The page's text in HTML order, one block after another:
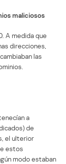
maliciosos
A medida que
direcciones,
las
a
de
el ulterior
estos
modo estaban